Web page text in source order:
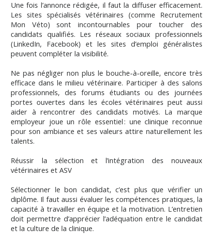
Une fois l’annonce rédigée, il faut la diffuser efficacement.
Les sites spécialisés vétérinaires (comme Recrutement
Mon Véto) sont incontournables pour toucher des
candidats qualifiés. Les réseaux sociaux professionnels
(LinkedIn, Facebook) et les sites d’emploi généralistes
peuvent compléter la visibilité.
Ne pas négliger non plus le bouche-à-oreille, encore très
efficace dans le milieu vétérinaire. Participer à des salons
professionnels, des forums étudiants ou des journées
portes ouvertes dans les écoles vétérinaires peut aussi
aider à rencontrer des candidats motivés. La marque
employeur joue un rôle essentiel : une clinique reconnue
pour son ambiance et ses valeurs attire naturellement les
talents.
Réussir la sélection et l’intégration des nouveaux
vétérinaires et ASV
Sélectionner le bon candidat, c’est plus que vérifier un
diplôme. Il faut aussi évaluer les compétences pratiques, la
capacité à travailler en équipe et la motivation. L’entretien
doit permettre d’apprécier l’adéquation entre le candidat
et la culture de la clinique.